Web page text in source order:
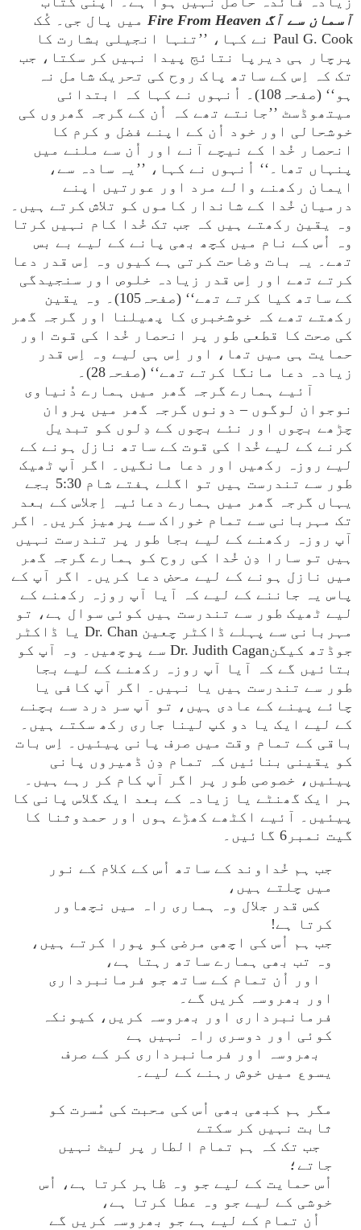
آسمان سے آگ Fire From Heaven
میں پال جی۔ کُک
Paul G. Cook نے کہا، ’’تنہا انجیلی بشارت کا
پرچار ہی دیرپا نتائج پیدا نہیں کر سکتا، جب
تک کہ اِس کے ساتھ پاک روح کی تحریک شامل نہ
ہو‘‘ (صفحہ108)۔ اُنہوں نے کہا کہ ابتدائی
میتھوڈسٹ ’’جانتے تھے کہ اُن کے گرجہ گھروں کی
خوشحالی اور خود اُن کے اپنے فضل و کرم کا
انحصار خُدا کے نیچے آنے اور اُن سے ملنے میں
پنہاں تھا۔‘‘ اُنہوں نے کہا، ’’یہ سادہ سے،
ایمان رکھنے والے مرد اور عورتیں اپنے
درمیان خُدا کے شاندار کاموں کو تلاش کرتے ہیں۔
وہ یقین رکھتے ہیں کہ جب تک خُدا کام نہیں کرتا
وہ اُس کے نام میں کچھ بھی پانے کے لیے بے بس
تھے۔ یہ بات وضاحت کرتی ہے کیوں وہ اِس قدر دعا
کرتے تھے اور اِس قدر زیادہ خلوص اور سنجیدگی
کے ساتھ کیا کرتے تھے‘‘ (صفحہ105)۔ وہ یقین
رکھتے تھے کہ خوشخبری کا پھیلنا اور گرجہ گھر
کی صحت کا قطعی طور پر انحصار خُدا کی قوت اور
حمایت ہی میں تھا، اور اِس ہی لیے وہ اِس قدر
زیادہ دعا مانگا کرتے تھے‘‘ (صفحہ28)۔
آئیے ہمارے گرجہ گھر میں ہمارے دُنیاوی
نوجوان لوگوں – دونوں گرجہ گھر میں پروان
چڑھے بچوں اور نئے بچوں کے دِلوں کو تبدیل
کرنے کے لیے خُدا کی قوت کے ساتھ نازل ہونے کے
لیے روزہ رکھیں اور دعا مانگیں۔ اگر آپ ٹھیک
طور سے تندرست ہیں تو اگلے ہفتے شام 5:30 بجے
یہاں گرجہ گھر میں ہمارے دعائیہ اِجلاس کے بعد
تک مہربانی سے تمام خوراک سے پرھیز کریں۔ اگر
آپ روزہ رکھنے کے لیے بجا طور پر تندرست نہیں
ہیں تو سارا دِن خُدا کی روح کو ہمارے گرجہ گھر
میں نازل ہونے کے لیے محض دعا کریں۔ اگر آپ کے
پاس یہ جاننے کے لیے کہ آیا آپ روزہ رکھنے کے
لیے ٹھیک طور سے تندرست ہیں کوئی سوال ہے، تو
مہربانی سے پہلے ڈاکٹر چعین Dr. Chan یا ڈاکٹر
جوڈتھ کیگنDr. Judith Cagan سے پوچھیں۔ وہ آپ کو
بتائیں گے کہ آیا آپ روزہ رکھنے کے لیے بجا
طور سے تندرست ہیں یا نہیں۔ اگر آپ کافی یا
چائے پینے کے عادی ہیں، تو آپ سر درد سے بچنے
کے لیے ایک یا دو کپ لینا جاری رکھ سکتے ہیں۔
باقی کے تمام وقت میں صرف پانی پیئیں۔ اِس بات
کو یقینی بنائیں کہ تمام دِن ڈھیروں پانی
پیئیں، خصوصی طور پر اگر آپ کام کر رہے ہیں۔
ہر ایک گھنٹے یا زیادہ کے بعد ایک گلاس پانی کا
پیئیں۔ آئیے اکٹھے کھڑے ہوں اور حمدوثنا کا
گیت نمبر6 گائیں۔
جب ہم خُداوند کے ساتھ اُس کے کلام کے نور
میں چلتے ہیں،
کس قدر جلال وہ ہماری راہ میں نچھاور
کرتا ہے!
جب ہم اُس کی اچھی مرضی کو پورا کرتے ہیں،
وہ تب بھی ہمارے ساتھ رہتا ہے،
اور اُن تمام کے ساتھ جو فرمانبرداری
اور بھروسہ کریں گے۔
فرمانبرداری اور بھروسہ کریں، کیونکہ
کوئی اور دوسری راہ نہیں ہے
بھروسہ اور فرمانبرداری کر کے صرف
یسوع میں خوش رہنے کے لیے۔
مگر ہم کبھی بھی اُس کی محبت کی مُسرت کو
ثابت نہیں کر سکتے
جب تک کہ ہم تمام الطار پر لیٹ نہیں
جاتے؛
اُس حمایت کے لیے جو وہ ظاہر کرتا ہے، اُس
خوشی کے لیے جو وہ عطا کرتا ہے،
اُن تمام کے لیے ہے جو بھروسہ کریں گے